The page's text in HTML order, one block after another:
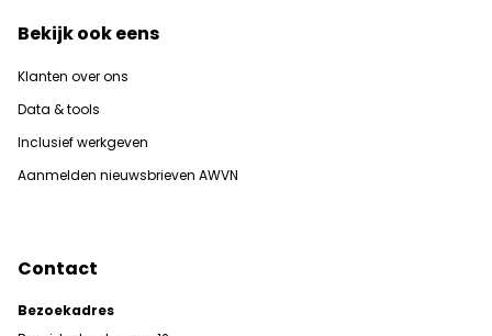
Bekijk ook eens
Klanten over ons
Data & tools
Inclusief werkgeven
Aanmelden nieuwsbrieven AWVN
Contact
Bezoekadres